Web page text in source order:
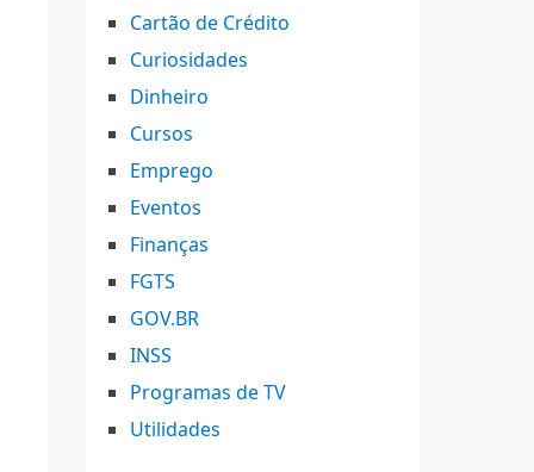
Cartão de Crédito
Curiosidades
Dinheiro
Cursos
Emprego
Eventos
Finanças
FGTS
GOV.BR
INSS
Programas de TV
Utilidades